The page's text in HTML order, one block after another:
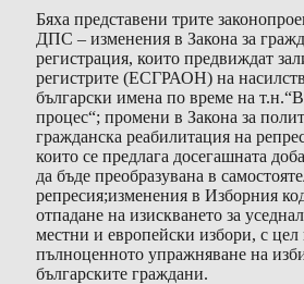
Бяха представени трите
ДПС – изменения в Закона за
регистрация, които предвиждат
регистрите (ЕСГРАОН) на
български имена по време на
процес“; промени в Закона за
гражданска реабилитация на
които се предлага досегашната
да бъде преобразувана в
репресия;изменения в Изборния
отпадане на изискването за
местни и европейски избори, с цел
пълноценното упражняване на
българските граждани.